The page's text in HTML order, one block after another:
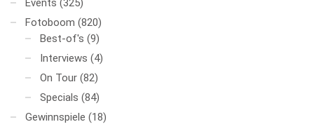
Fotoboom (820)
Best-of's (9)
Interviews (4)
On Tour (82)
Specials (84)
Gewinnspiele (18)